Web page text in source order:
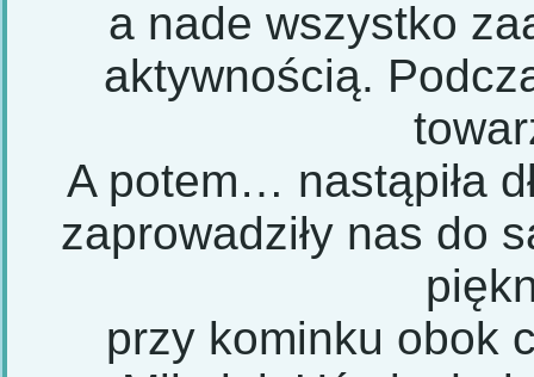
a nade wszystko
aktywnością.
A potem… nastąpiła
zaprowadziły nas do
przy kominku obok